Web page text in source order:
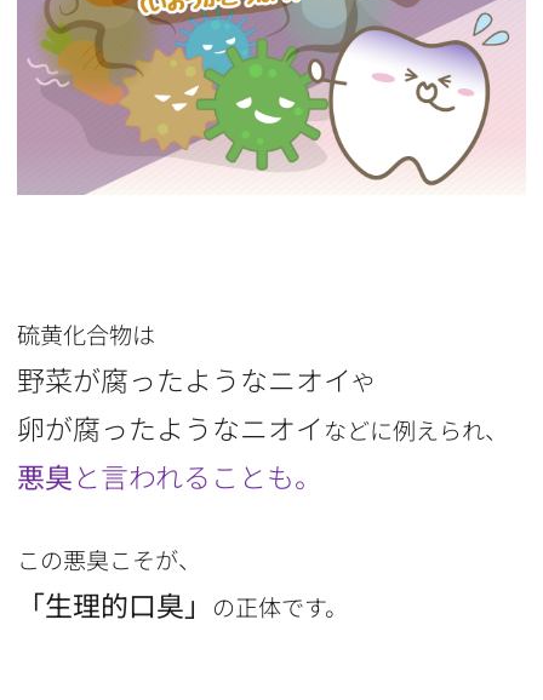
硫黄化合物は
野菜が腐ったようなニオイや
卵が腐ったようなニオイなどに例えられ、
悪臭と言われることも。
この悪臭こそが、
「生理的口臭」 の正体です。